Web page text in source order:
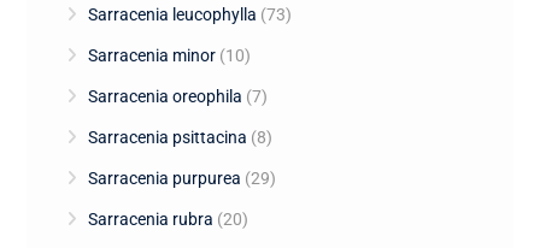
Sarracenia leucophylla (73)
Sarracenia minor (10)
Sarracenia oreophila (7)
Sarracenia psittacina (8)
Sarracenia purpurea (29)
Sarracenia rubra (20)